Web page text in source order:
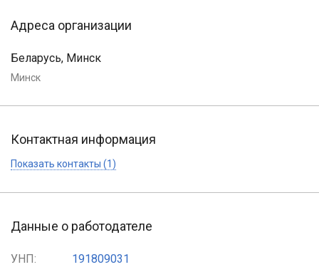
Адреса организации
Беларусь, Минск
Минск
Контактная информация
Показать контакты (1)
Данные о работодателе
УНП: 191809031